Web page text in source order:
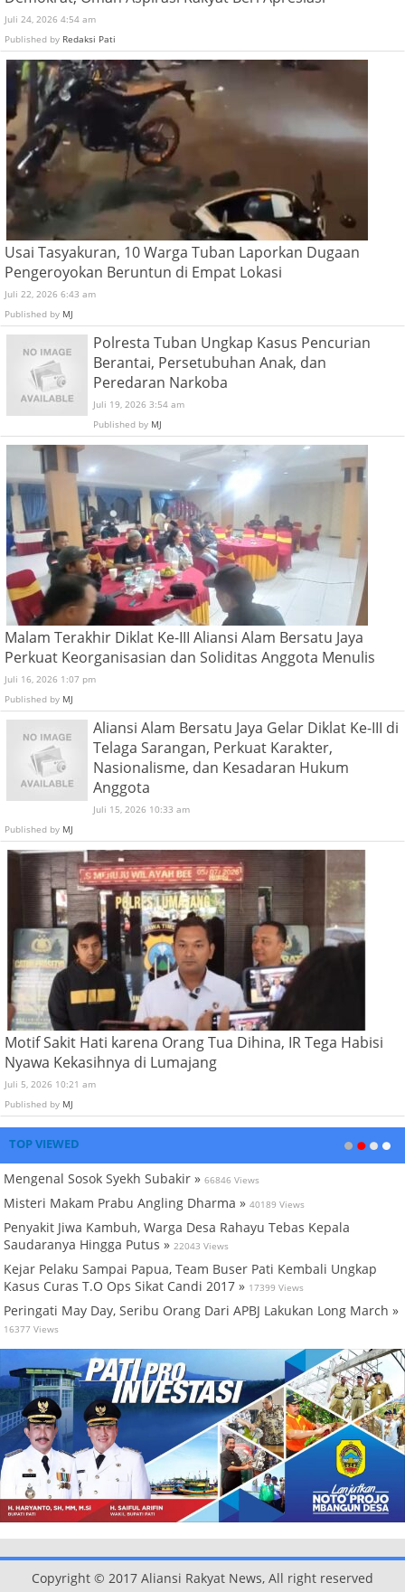
Juli 24, 2026 4:54 am
Published by Redaksi Pati
Usai Tasyakuran, 10 Warga Tuban Laporkan Dugaan
Pengeroyokan Beruntun di Empat Lokasi
Juli 22, 2026 6:43 am
Published by MJ
Polresta Tuban Ungkap Kasus Pencurian
Berantai, Persetubuhan Anak, dan
Peredaran Narkoba
Juli 19, 2026 3:54 am
Published by MJ
Malam Terakhir Diklat Ke-III Aliansi Alam Bersatu Jaya
Perkuat Keorganisasian dan Soliditas Anggota Menulis
Juli 16, 2026 1:07 pm
Published by MJ
Aliansi Alam Bersatu Jaya Gelar Diklat Ke-III di
Telaga Sarangan, Perkuat Karakter,
Nasionalisme, dan Kesadaran Hukum
Anggota
Juli 15, 2026 10:33 am
Published by MJ
Motif Sakit Hati karena Orang Tua Dihina, IR Tega Habisi
Nyawa Kekasihnya di Lumajang
Juli 5, 2026 10:21 am
Published by MJ
TOP VIEWED
Mengenal Sosok Syekh Subakir » 66846 Views
Misteri Makam Prabu Angling Dharma » 40189 Views
Penyakit Jiwa Kambuh, Warga Desa Rahayu Tebas Kepala
Saudaranya Hingga Putus » 22043 Views
Kejar Pelaku Sampai Papua, Team Buser Pati Kembali Ungkap
Kasus Curas T.O Ops Sikat Candi 2017 » 17399 Views
Peringati May Day, Seribu Orang Dari APBJ Lakukan Long March »
16377 Views
Copyright © 2017 Aliansi Rakyat News, All right reserved